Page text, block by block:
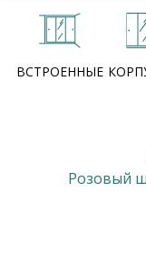
ВСТРОЕННЫЕ
Розовый